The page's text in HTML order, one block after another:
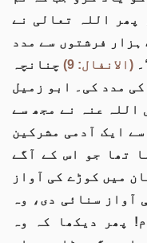
پھر اللہ تعالی نے
فرشتوں سے مدد
(الانفال: 9)
چنانچہ
مدد کی۔ ابو زمیل
اللہ عنہ نے مجھ سے
ایک آدمی مشرکین
تھا جو اس کے آگے
میں کوڑے کی آواز
آواز سنائی دی، وہ
پھر دیکھا کہ وہ